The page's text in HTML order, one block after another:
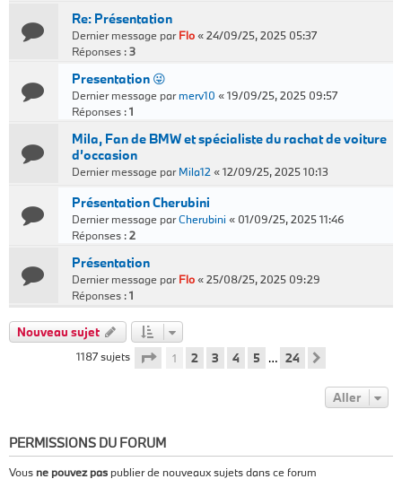
Re: Présentation
Dernier message parFlo«24/09/25, 2025 05:37
Réponses :3
Presentation 😜
Dernier message parmerv10 «19/09/25, 2025 09:57
Réponses :1
Mila, Fan de BMW et spécialiste du rachat de voiture
d’occasion
Dernier message parMila12 «12/09/25, 2025 10:13
Présentation Cherubini
Dernier message parCherubini « 01/09/25, 2025 11:46
Réponses :2
Présentation
Dernier message parFlo«25/08/25, 2025 09:29
Réponses :1
Nouveau sujet
1187 sujets Page 1sur
1 2 3 4 5 … 24
Aller
PERMISSIONS DU FORUM
Vous ne pouvez pas publier de nouveaux sujets dans ce forum